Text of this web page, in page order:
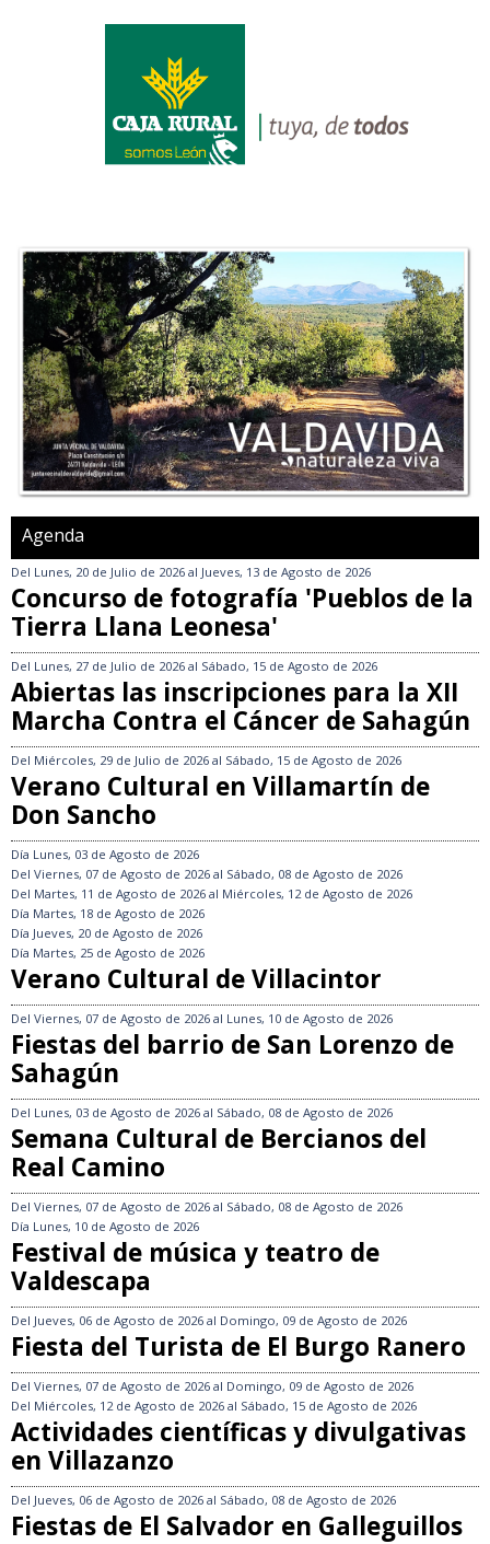
Agenda
Del Lunes, 20 de Julio de 2026 al Jueves, 13 de Agosto de 2026
Concurso de fotografía 'Pueblos de la
Tierra Llana Leonesa'
Del Lunes, 27 de Julio de 2026 al Sábado, 15 de Agosto de 2026
Abiertas las inscripciones para la XII
Marcha Contra el Cáncer de Sahagún
Del Miércoles, 29 de Julio de 2026 al Sábado, 15 de Agosto de 2026
Verano Cultural en Villamartín de
Don Sancho
Día Lunes, 03 de Agosto de 2026
Del Viernes, 07 de Agosto de 2026 al Sábado, 08 de Agosto de 2026
Del Martes, 11 de Agosto de 2026 al Miércoles, 12 de Agosto de 2026
Día Martes, 18 de Agosto de 2026
Día Jueves, 20 de Agosto de 2026
Día Martes, 25 de Agosto de 2026
Verano Cultural de Villacintor
Del Viernes, 07 de Agosto de 2026 al Lunes, 10 de Agosto de 2026
Fiestas del barrio de San Lorenzo de
Sahagún
Del Lunes, 03 de Agosto de 2026 al Sábado, 08 de Agosto de 2026
Semana Cultural de Bercianos del
Real Camino
Del Viernes, 07 de Agosto de 2026 al Sábado, 08 de Agosto de 2026
Día Lunes, 10 de Agosto de 2026
Festival de música y teatro de
Valdescapa
Del Jueves, 06 de Agosto de 2026 al Domingo, 09 de Agosto de 2026
Fiesta del Turista de El Burgo Ranero
Del Viernes, 07 de Agosto de 2026 al Domingo, 09 de Agosto de 2026
Del Miércoles, 12 de Agosto de 2026 al Sábado, 15 de Agosto de 2026
Actividades científicas y divulgativas
en Villazanzo
Del Jueves, 06 de Agosto de 2026 al Sábado, 08 de Agosto de 2026
Fiestas de El Salvador en Galleguillos